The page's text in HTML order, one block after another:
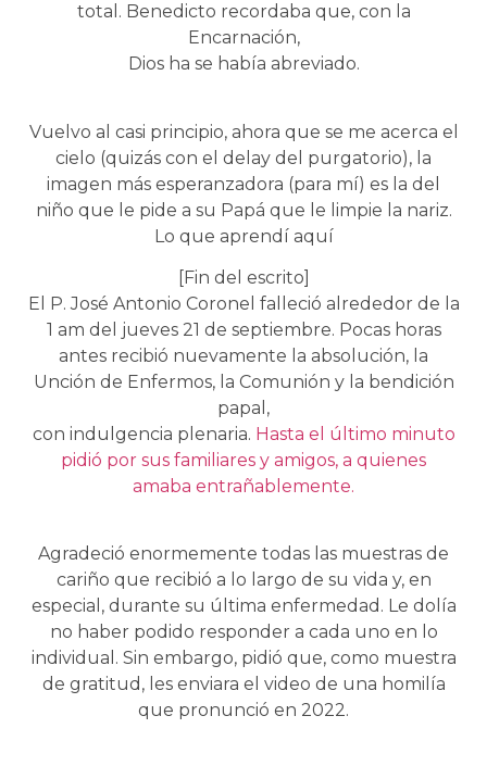
total. Benedicto recordaba que, con la
Encarnación,
Dios ha se había abreviado.
Vuelvo al casi principio, ahora que se me acerca el
cielo (quizás con el delay del purgatorio), la
imagen más esperanzadora (para mí) es la del
niño que le pide a su Papá que le limpie la nariz.
Lo que aprendí aquí
[Fin del escrito]
El P. José Antonio Coronel falleció alrededor de la
1 am del jueves 21 de septiembre. Pocas horas
antes recibió nuevamente la absolución, la
Unción de Enfermos, la Comunión y la bendición
papal,
con indulgencia plenaria. Hasta el último minuto
pidió por sus familiares y amigos, a quienes
amaba entrañablemente.
Agradeció enormemente todas las muestras de
cariño que recibió a lo largo de su vida y, en
especial, durante su última enfermedad. Le dolía
no haber podido responder a cada uno en lo
individual. Sin embargo, pidió que, como muestra
de gratitud, les enviara el video de una homilía
que pronunció en 2022.